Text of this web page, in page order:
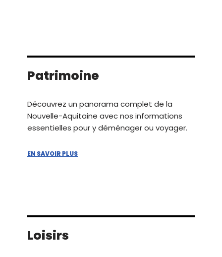
Patrimoine
Découvrez un panorama complet de la
Nouvelle-Aquitaine avec nos informations
essentielles pour y déménager ou voyager.
EN SAVOIR PLUS
Loisirs